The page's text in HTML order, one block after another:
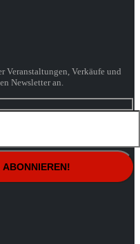
Veranstaltungen, Verkäufe und
Newsletter an.